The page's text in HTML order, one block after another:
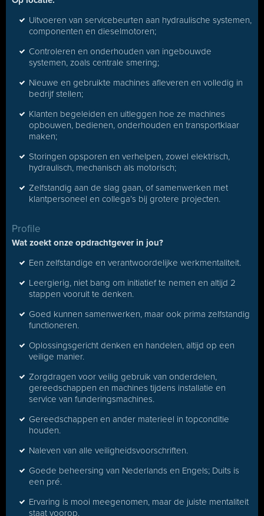
Uitvoeren van servicebeurten aan hydraulische systemen,
componenten en dieselmotoren;
Controleren en onderhouden van ingebouwde
systemen, zoals centrale smering;
Nieuwe en gebruikte machines afleveren en volledig in
bedrijf stellen;
Klanten begeleiden en uitleggen hoe ze machines
opbouwen, bedienen, onderhouden en transportklaar
maken;
Storingen opsporen en verhelpen, zowel elektrisch,
hydraulisch, mechanisch als motorisch;
Zelfstandig aan de slag gaan, of samenwerken met
klantpersoneel en collega’s bij grotere projecten.
Profile
Wat zoekt onze opdrachtgever in jou?
Een zelfstandige en verantwoordelijke werkmentaliteit.
Leergierig, niet bang om initiatief te nemen en altijd 2
stappen vooruit te denken.
Goed kunnen samenwerken, maar ook prima zelfstandig
functioneren.
Oplossingsgericht denken en handelen, altijd op een
veilige manier.
Zorgdragen voor veilig gebruik van onderdelen,
gereedschappen en machines tijdens installatie en
service van funderingsmachines.
Gereedschappen en ander materieel in topconditie
houden.
Naleven van alle veiligheidsvoorschriften.
Goede beheersing van Nederlands en Engels; Duits is
een pré.
Ervaring is mooi meegenomen, maar de juiste mentaliteit
staat voorop.